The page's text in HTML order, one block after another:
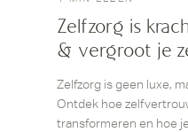
Zelfzorg is
& vergroot je
Zelfzorg is geen luxe,
Ontdek hoe
transformeren en hoe